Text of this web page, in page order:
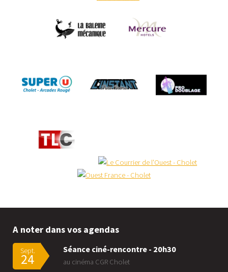
A noter dans vos agendas
Sept.
24
Séance ciné-rencontre - 20h30
au cinéma CGR Cholet